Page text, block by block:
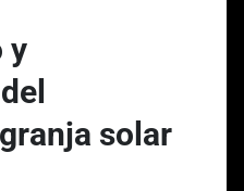
y
solar